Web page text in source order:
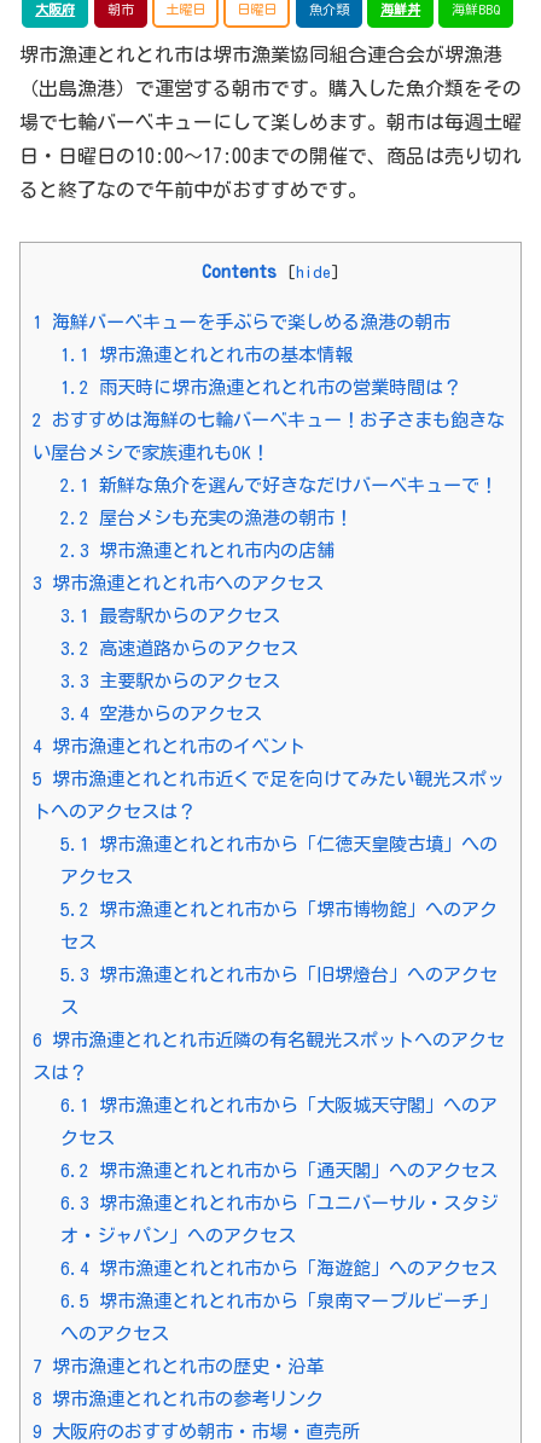
大阪府 朝市 土曜日 日曜日 魚介類 海鮮丼 海鮮BBQ
堺市漁連とれとれ市は堺市漁業協同組合連合会が堺漁港
（出島漁港）で運営する朝市です。購入した魚介類をその
場で七輪バーベキューにして楽しめます。朝市は毎週土曜
日・日曜日の10:00～17:00までの開催で、商品は売り切れ
ると終了なので午前中がおすすめです。
Contents [ hide ]
1
海鮮バーベキューを手ぶらで楽しめる漁港の朝市
1.1
堺市漁連とれとれ市の基本情報
1.2
雨天時に堺市漁連とれとれ市の営業時間は？
2
おすすめは海鮮の七輪バーベキュー！お子さまも飽きな
い屋台メシで家族連れもOK！
2.1
新鮮な魚介を選んで好きなだけバーベキューで！
2.2
屋台メシも充実の漁港の朝市！
2.3 堺市漁連とれとれ市内の店舗
3 堺市漁連とれとれ市へのアクセス
3.1
最寄駅からのアクセス
3.2
高速道路からのアクセス
3.3 主要駅からのアクセス
3.4空港からのアクセス
4 堺市漁連とれとれ市のイベント
5 堺市漁連とれとれ市近くで足を向けてみたい観光スポッ
トへのアクセスは？
5.1
堺市漁連とれとれ市から「仁徳天皇陵古墳」への
アクセス
5.2
堺市漁連とれとれ市から「堺市博物館」へのアク
セス
5.3 堺市漁連とれとれ市から「旧堺燈台」へのアクセ
ス
6 堺市漁連とれとれ市近隣の有名観光スポットへのアクセ
スは？
6.1
堺市漁連とれとれ市から「大阪城天守閣」へのア
クセス
6.2
堺市漁連とれとれ市から「通天閣」へのアクセス
6.3 堺市漁連とれとれ市から「ユニバーサル・スタジ
オ・ジャパン」へのアクセス
6.4堺市漁連とれとれ市から「海遊館」へのアクセス
6.5 堺市漁連とれとれ市から「泉南マーブルビーチ」
へのアクセス
7 堺市漁連とれとれ市の歴史・沿革
8 堺市漁連とれとれ市の参考リンク
9 大阪府のおすすめ朝市・市場・直売所